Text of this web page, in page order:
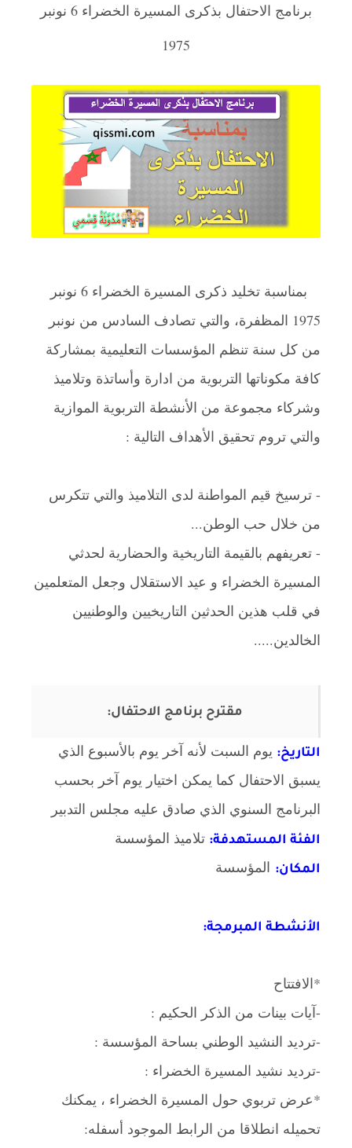
برنامج الاحتفال بذكرى المسيرة الخضراء 6 نونبر
1975
بمناسبة تخليد ذكرى المسيرة الخضراء 6 نونبر
1975 المظفرة، والتي تصادف السادس من نونبر
من كل سنة تنظم المؤسسات التعليمية بمشاركة
كافة مكوناتها التربوية من ادارة وأساتذة وتلاميذ
وشركاء مجموعة من الأنشطة التربوية الموازية
والتي تروم تحقيق الأهداف التالية :
- ترسيخ قيم المواطنة لدى التلاميذ والتي تتكرس
من خلال حب الوطن...
- تعريفهم بالقيمة التاريخية والحضارية لحدثي
المسيرة الخضراء و عيد الاستقلال وجعل المتعلمين
في قلب هذين الحدثين التاريخيين والوطنيين
الخالدين.....
مقترح برنامج الاحتفال:
التاريخ: يوم السبت لأنه آخر يوم بالأسبوع الذي
يسبق الاحتفال كما يمكن اختيار يوم آخر بحسب
البرنامج السنوي الذي صادق عليه مجلس التدبير
الفئة المستهدفة: تلاميذ المؤسسة
المكان: المؤسسة
الأنشطة المبرمجة:
*الافتتاح
-آيات بينات من الذكر الحكيم :
-ترديد النشيد الوطني بساحة المؤسسة :
-ترديد نشيد المسيرة الخضراء :
*عرض تربوي حول المسيرة الخضراء ، يمكنك
تحميله انطلاقا من الرابط الموجود أسفله: